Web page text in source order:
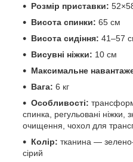
Розмір приставки:
Висота спинки: 65 см
Висота сидіння: 41–57
Висувні ніжки: 10 см
Максимальне
Вага: 6 кг
Особливості:
спинка, регульовані ніжки,
очищення, чохол для
Колір: тканина —
сірий